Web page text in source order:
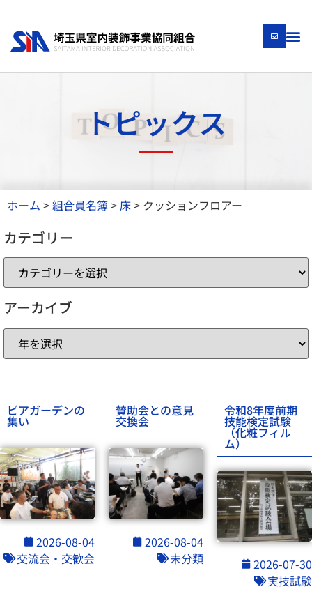
トピックス
ホーム >組合員名簿> 床> クッションフロアー
カテゴリー
アーカイブ
ビアガーデンの
集い
2026-08-04
交流会・交歓会
賛助会との意見
交換会
2026-08-04
未分類
令和8年度前期
技能検定試験
（化粧フィル
ム）
2026-07-30
実技試験